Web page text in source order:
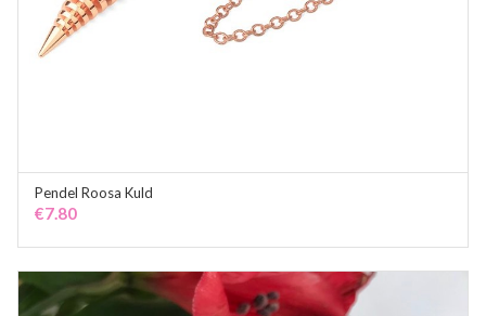
Pendel Roosa Kuld
€7.80